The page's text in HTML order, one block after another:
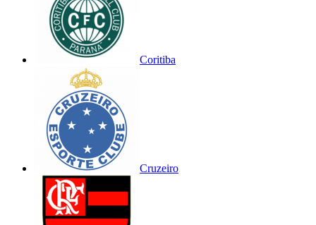
Coritiba
Cruzeiro